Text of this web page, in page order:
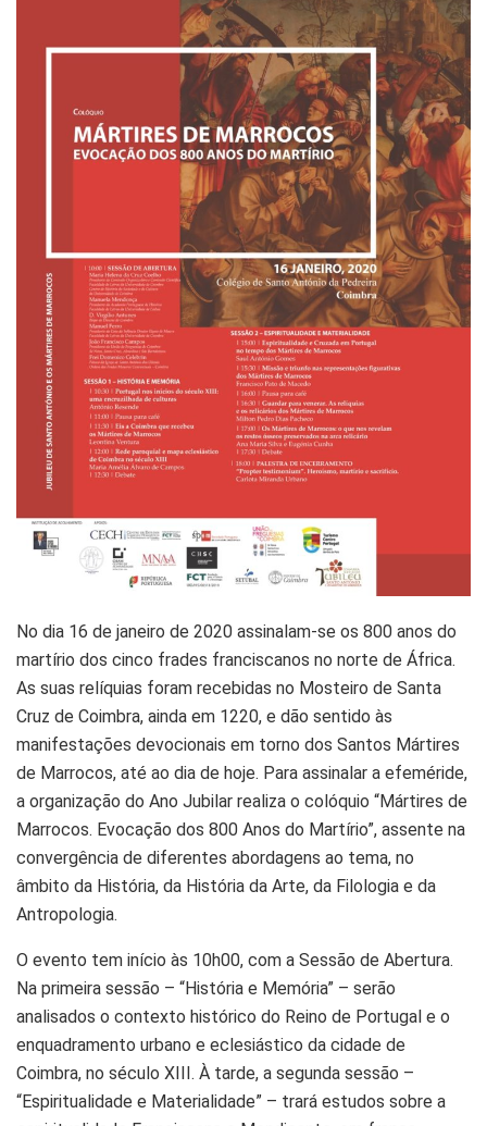
No dia 16 de janeiro de 2020 assinalam-se os 800 anos do
martírio dos cinco frades franciscanos no norte de África.
As suas relíquias foram recebidas no Mosteiro de Santa
Cruz de Coimbra, ainda em 1220, e dão sentido às
manifestações devocionais em torno dos Santos Mártires
de Marrocos, até ao dia de hoje. Para assinalar a efeméride,
a organização do Ano Jubilar realiza o colóquio “Mártires de
Marrocos. Evocação dos 800 Anos do Martírio”, assente na
convergência de diferentes abordagens ao tema, no
âmbito da História, da História da Arte, da Filologia e da
Antropologia.
O evento tem início às 10h00, com a Sessão de Abertura.
Na primeira sessão – “História e Memória” – serão
analisados o contexto histórico do Reino de Portugal e o
enquadramento urbano e eclesiástico da cidade de
Coimbra, no século XIII. À tarde, a segunda sessão –
“Espiritualidade e Materialidade” – trará estudos sobre a